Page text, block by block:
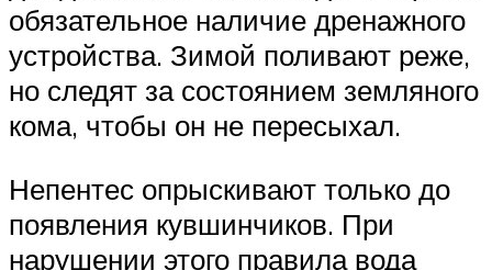
обязательное наличие дренажного
устройства. Зимой поливают реже,
но следят за состоянием земляного
кома, чтобы он не пересыхал.
Непентес опрыскивают только до
появления кувшинчиков. При
нарушении этого правила вода